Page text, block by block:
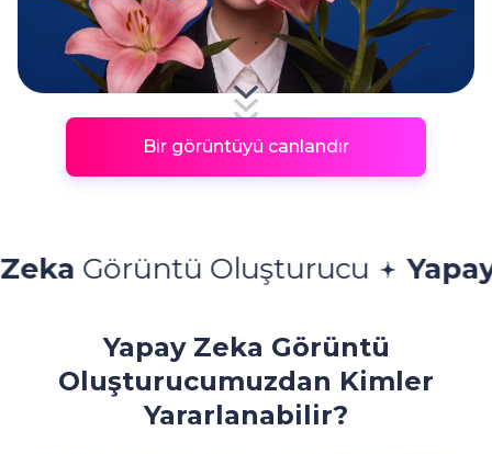
Bir görüntüyü canlandır
Oluşturucu Yapay Zeka
Yapay Zeka Görüntü
Oluşturucumuzdan Kimler
Yararlanabilir?